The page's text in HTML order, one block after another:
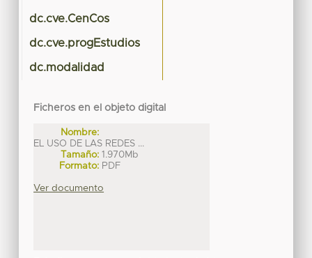
dc.cve.CenCos
dc.cve.progEstudios
dc.modalidad
Ficheros en el objeto digital
Nombre:
EL USO DE LAS REDES ...
Tamaño: 1.970Mb
Formato: PDF
Ver documento